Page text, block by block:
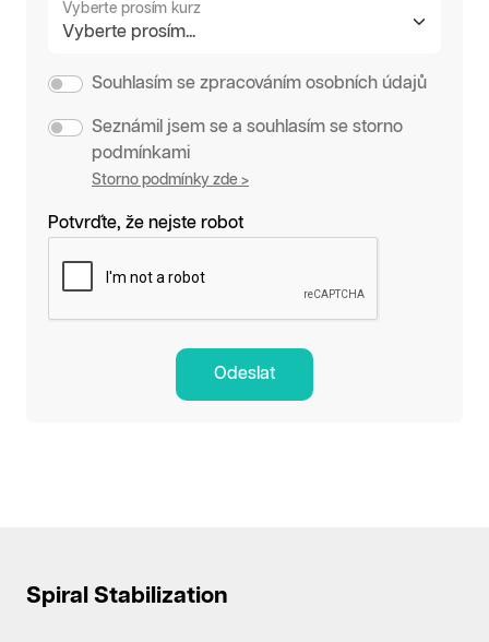
Vyberte prosím kurz
Souhlasím se zpracováním osobních údajů
Seznámil jsem se a souhlasím se storno
podmínkami
Storno podmínky zde >
Potvrďte, že nejste robot
Odeslat
Spiral Stabilization